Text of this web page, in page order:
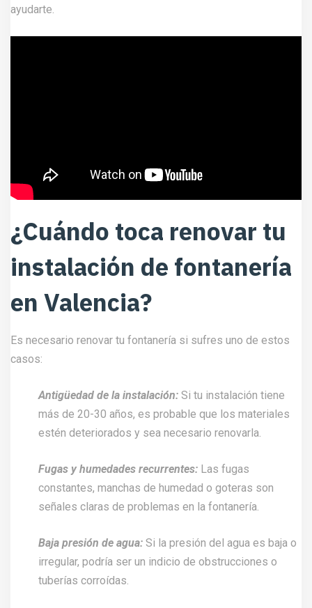
ayudarte.
¿Cuándo toca renovar tu
instalación de fontanería
en Valencia?
Es necesario renovar tu fontanería si sufres uno de estos
casos:
Antigüedad de la instalación: Si tu instalación tiene
más de 20-30 años, es probable que los materiales
estén deteriorados y sea necesario renovarla.
Fugas y humedades recurrentes: Las fugas
constantes, manchas de humedad o goteras son
señales claras de problemas en la fontanería.
Baja presión de agua: Si la presión del agua es baja o
irregular, podría ser un indicio de obstrucciones o
tuberías corroídas.